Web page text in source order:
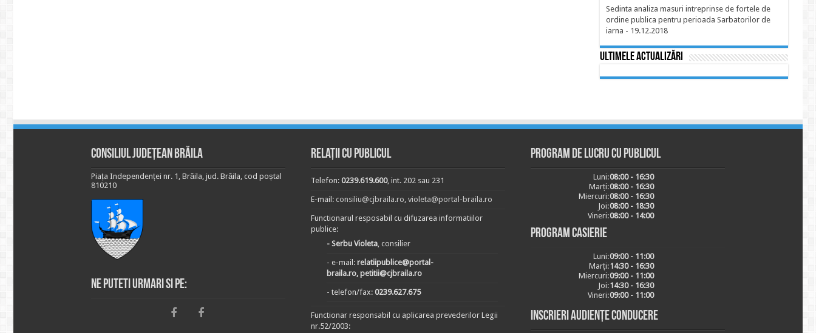
Sedinta analiza masuri intreprinse de fortele de
ordine publica pentru perioada Sarbatorilor de
iarna - 19.12.2018
Ultimele actualizări
Consiliul Județean Brăila
Piața Independenței nr. 1, Brăila, jud. Brăila, cod poștal
810210
Ne puteti urmari si pe:
Relații cu publicul
Telefon: 0239.619.600, int. 202 sau 231
E-mail: consiliu@cjbraila.ro, violeta@portal-braila.ro
Functionarul resposabil cu difuzarea informatiilor
publice:
- Serbu Violeta, consilier
- e-mail: relatiipublice@portal-
braila.ro, petitii@cjbraila.ro
- telefon/fax: 0239.627.675
Functionar responsabil cu aplicarea prevederilor Legii
nr.52/2003:
Program de lucru cu publicul
Luni:08:00 - 16:30
Marți:08:00 - 16:30
Miercuri:08:00 - 16:30
Joi:08:00 - 18:30
Vineri:08:00 - 14:00
Program casierie
Luni:09:00 - 11:00
Marți:14:30 - 16:30
Miercuri:09:00 - 11:00
Joi:14:30 - 16:30
Vineri:09:00 - 11:00
Inscrieri audiențe conducere